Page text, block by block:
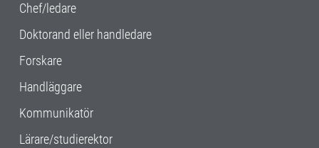
Chef/ledare
Doktorand eller handledare
Forskare
Handläggare
Kommunikatör
Lärare/studierektor